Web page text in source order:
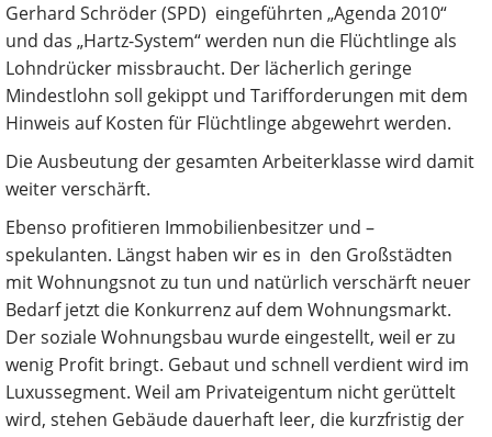
Gerhard Schröder (SPD) eingeführten „Agenda 2010“
und das „Hartz-System“ werden nun die Flüchtlinge als
Lohndrücker missbraucht. Der lächerlich geringe
Mindestlohn soll gekippt und Tarifforderungen mit dem
Hinweis auf Kosten für Flüchtlinge abgewehrt werden.
Die Ausbeutung der gesamten Arbeiterklasse wird damit
weiter verschärft.
Ebenso profitieren Immobilienbesitzer und –
spekulanten. Längst haben wir es in den Großstädten
mit Wohnungsnot zu tun und natürlich verschärft neuer
Bedarf jetzt die Konkurrenz auf dem Wohnungsmarkt.
Der soziale Wohnungsbau wurde eingestellt, weil er zu
wenig Profit bringt. Gebaut und schnell verdient wird im
Luxussegment. Weil am Privateigentum nicht gerüttelt
wird, stehen Gebäude dauerhaft leer, die kurzfristig der